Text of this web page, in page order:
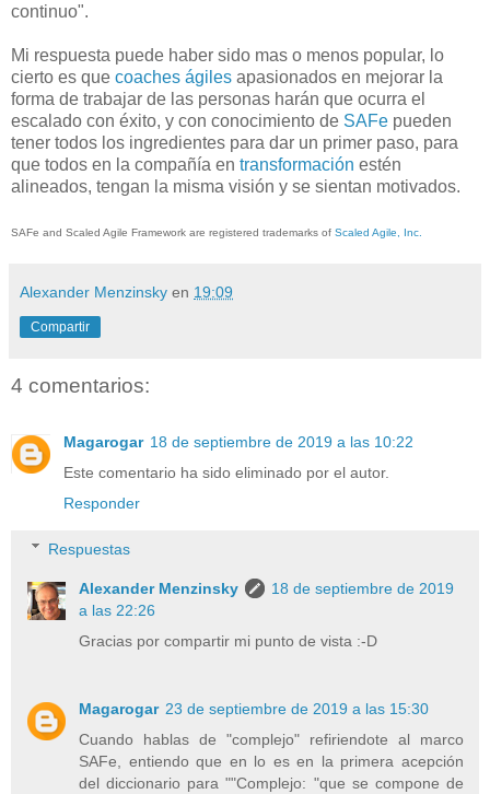
continuo".
Mi respuesta puede haber sido mas o menos popular, lo
cierto es que coaches ágiles apasionados en mejorar la
forma de trabajar de las personas harán que ocurra el
escalado con éxito, y con conocimiento de SAFe pueden
tener todos los ingredientes para dar un primer paso, para
que todos en la compañía en transformación estén
alineados, tengan la misma visión y se sientan motivados.
SAFe and Scaled Agile Framework are registered trademarks of Scaled Agile, Inc.
Alexander Menzinsky en 19:09
Compartir
4 comentarios:
Magarogar 18 de septiembre de 2019 a las 10:22
Este comentario ha sido eliminado por el autor.
Responder
Respuestas
Alexander Menzinsky
18 de septiembre de 2019
a las 22:26
Gracias por compartir mi punto de vista :-D
Magarogar 23 de septiembre de 2019 a las 15:30
Cuando hablas de "complejo" refiriendote al marco
SAFe, entiendo que en lo es en la primera acepción
del diccionario para ""Complejo: "que se compone de